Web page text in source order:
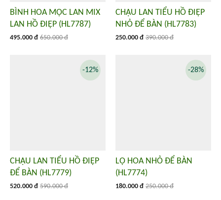
BÌNH HOA MỘC LAN MIX
LAN HỒ ĐIỆP (HL7787)
495.000 đ 650.000 đ
CHẬU LAN TIỂU HỒ ĐIỆP
NHỎ ĐỂ BÀN (HL7783)
250.000 đ 390.000 đ
CHẬU LAN TIỂU HỒ ĐIỆP
ĐỂ BÀN (HL7779)
520.000 đ 590.000 đ
-12%
LỌ HOA NHỎ ĐỂ BÀN
(HL7774)
180.000 đ 250.000 đ
-28%